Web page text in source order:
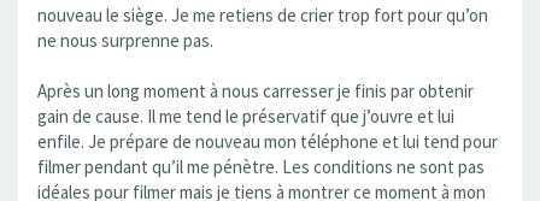
nouveau le siège. Je me retiens de crier trop fort pour qu’on
ne nous surprenne pas.
Après un long moment à nous carresser je finis par obtenir
gain de cause. Il me tend le préservatif que j’ouvre et lui
enfile. Je prépare de nouveau mon téléphone et lui tend pour
filmer pendant qu’il me pénètre. Les conditions ne sont pas
idéales pour filmer mais je tiens à montrer ce moment à mon